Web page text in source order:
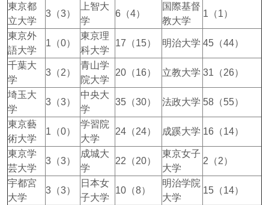
東京都
立大学
3（3）
上智大
学
6（4）
国際基督
教大学
1（1）
東京外
語大学
1（0）
東京理
科大学
17（15） 明治大学 45（44）
千葉大
学
3（2）
青山学
院大学
20（16） 立教大学 31（26）
埼玉大
学
3（3）
中央大
学
35（30） 法政大学 58（55）
東京藝
術大学
1（0）
学習院
大学
24（24） 成蹊大学 16（14）
東京学
芸大学
3（3）
成城大
学
22（20）
東京女子
大学
2（2）
宇都宮
大学
3（3）
日本女
子大学
10（8）
明治学院
大学
15（14）